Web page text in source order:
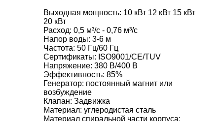
Выходная мощность: 10 кВт 12 кВт 15 кВт
20 кВт
Расход: 0,5 м³/с - 0,76 м³/с
Напор воды: 3-6 м
Частота: 50 Гц/60 Гц
Сертификаты: ISO9001/CE/TUV
Напряжение: 380 В/400 В
Эффективность: 85%
Генератор: постоянный магнит или
возбуждение
Клапан: Задвижка
Материал: углеродистая сталь
Материал спиральной части корпуса: